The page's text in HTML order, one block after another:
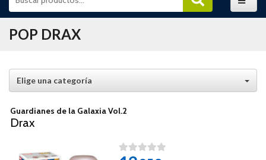
POP DRAX
Elige una categoría
Guardianes de la Galaxia Vol.2
Drax